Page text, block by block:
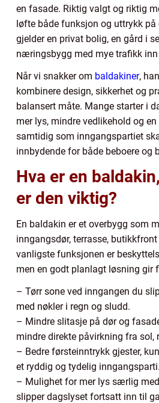
en fasade. Riktig valgt og riktig
løfte både funksjon og uttrykk på
gjelder en privat bolig, en gård i
næringsbygg med mye trafikk inn
Når vi snakker om baldakiner,
kombinere design, sikkerhet og
balansert måte. Mange starter i
mer lys, mindre vedlikehold og en
samtidig som inngangspartiet
innbydende for både beboere og
Hva er en
er den viktig?
En baldakin er et overbygg som
inngangsdør, terrasse,
vanligste funksjonen er
men en godt planlagt løsning gir
– Tørr sone ved inngangen du
med nøkler i regn og sludd.
– Mindre slitasje på dør og
mindre direkte påvirkning fra sol,
– Bedre førsteinntrykk gjester,
et ryddig og tydelig inngangsparti.
– Mulighet for mer lys særlig
slipper dagslyset fortsatt inn til